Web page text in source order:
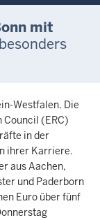
mit
Westfalen. Die
Council (ERC)
in der
ihrer Karriere.
aus Aachen,
und Paderborn
Euro über fünf